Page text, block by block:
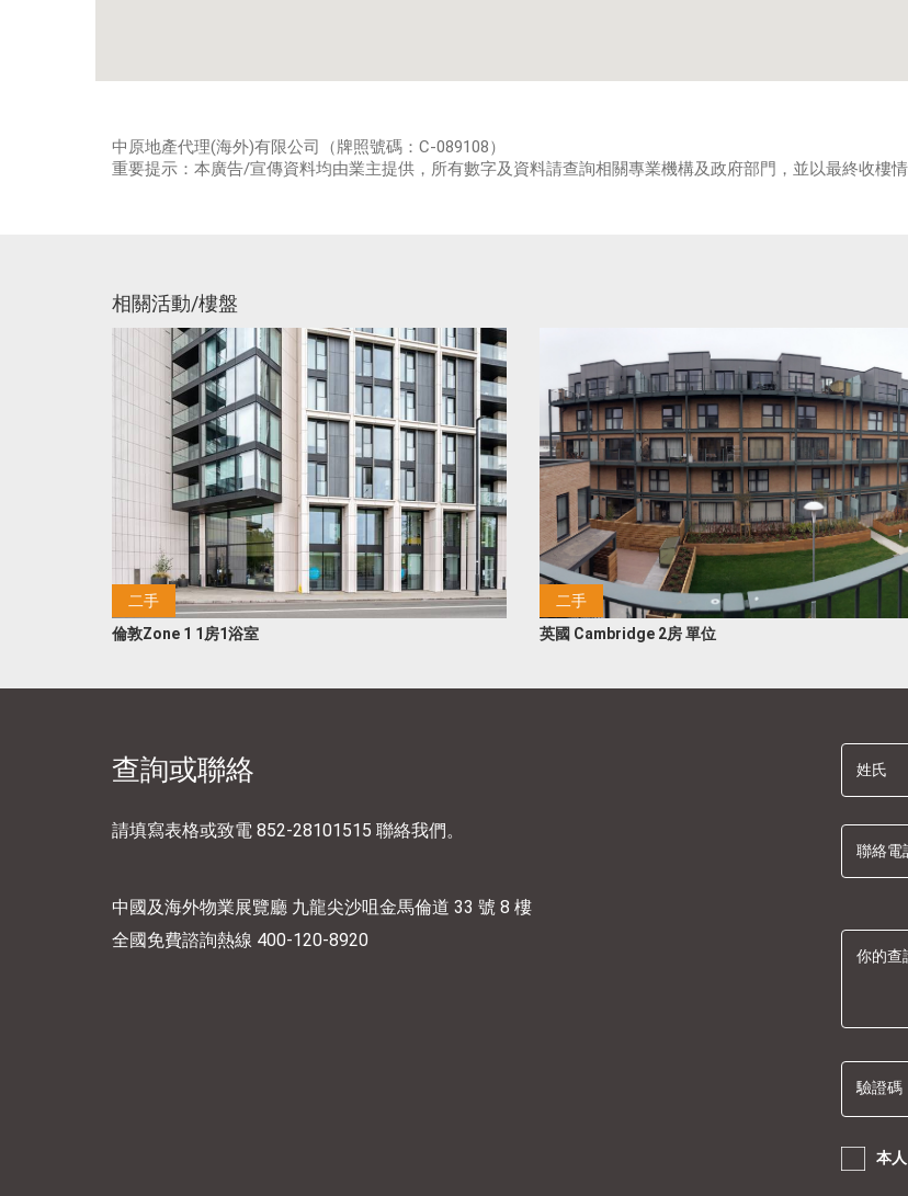
中原地產代理(海外)有限公司（牌照號碼：C-089108）
重要提示：本廣告/宣傳資料均由業主提供，所有數字及資料請查詢相關專業機構及政府部門，並以最終收樓情
相關活動/樓盤
二手
倫敦Zone 1 1房1浴室
二手
英國 Cambridge 2房 單位
查詢或聯絡
請填寫表格或致電 852-28101515 聯絡我們。
中國及海外物業展覽廳 九龍尖沙咀金馬倫道 33 號 8 樓
全國免費諮詢熱線 400-120-8920
姓氏
聯絡電
你的查
驗證碼
本